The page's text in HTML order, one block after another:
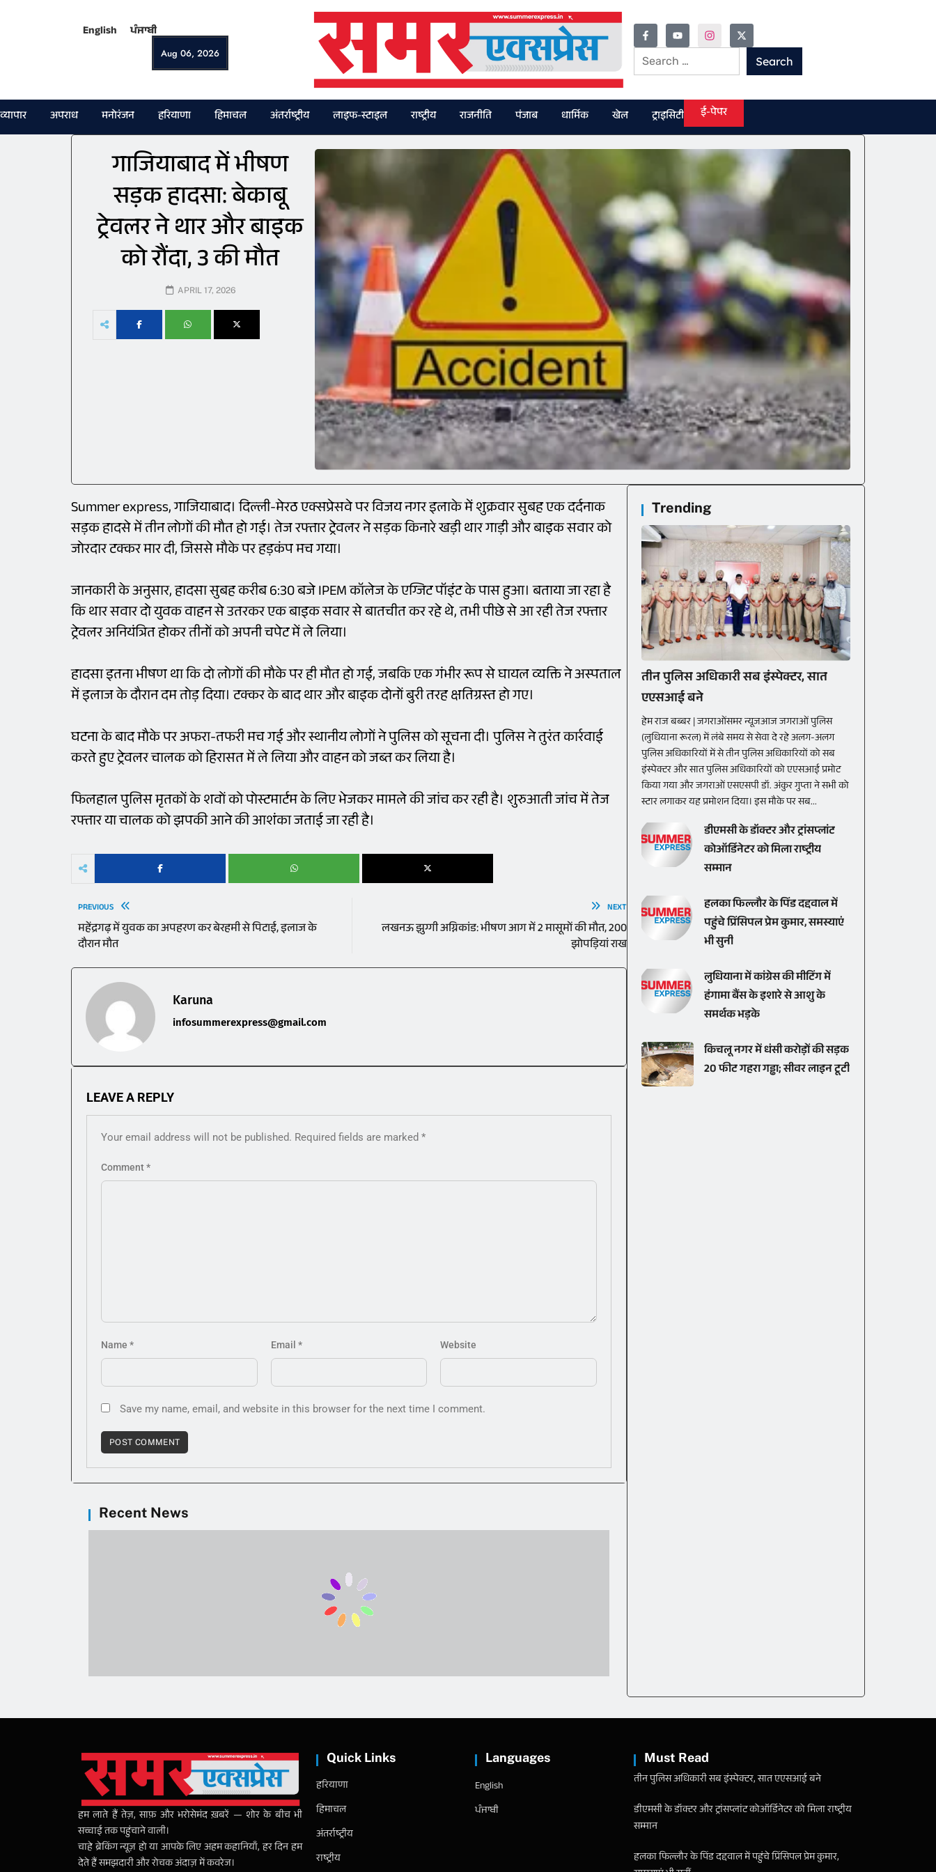
English ਪੰਜਾਬੀ
Aug 06, 2026
व्यापार अपराध मनोरंजन हरियाणा हिमाचल अंतर्राष्ट्रीय लाइफ-स्टाइल राष्ट्रीय राजनीति पंजाब धार्मिक खेल ट्राइसिटी ई-पेपर
गाजियाबाद में भीषण
सड़क हादसा: बेकाबू
ट्रेवलर ने थार और बाइक
को रौंदा, 3 की मौत
APRIL 17, 2026
Summer express, गाजियाबाद। दिल्ली-मेरठ एक्सप्रेसवे पर विजय नगर इलाके में शुक्रवार सुबह एक दर्दनाक
सड़क हादसे में तीन लोगों की मौत हो गई। तेज रफ्तार ट्रेवलर ने सड़क किनारे खड़ी थार गाड़ी और बाइक सवार को
जोरदार टक्कर मार दी, जिससे मौके पर हड़कंप मच गया।
जानकारी के अनुसार, हादसा सुबह करीब 6:30 बजे IPEM कॉलेज के एग्जिट पॉइंट के पास हुआ। बताया जा रहा है
कि थार सवार दो युवक वाहन से उतरकर एक बाइक सवार से बातचीत कर रहे थे, तभी पीछे से आ रही तेज रफ्तार
ट्रेवलर अनियंत्रित होकर तीनों को अपनी चपेट में ले लिया।
हादसा इतना भीषण था कि दो लोगों की मौके पर ही मौत हो गई, जबकि एक गंभीर रूप से घायल व्यक्ति ने अस्पताल
में इलाज के दौरान दम तोड़ दिया। टक्कर के बाद थार और बाइक दोनों बुरी तरह क्षतिग्रस्त हो गए।
घटना के बाद मौके पर अफरा-तफरी मच गई और स्थानीय लोगों ने पुलिस को सूचना दी। पुलिस ने तुरंत कार्रवाई
करते हुए ट्रेवलर चालक को हिरासत में ले लिया और वाहन को जब्त कर लिया है।
फिलहाल पुलिस मृतकों के शवों को पोस्टमार्टम के लिए भेजकर मामले की जांच कर रही है। शुरुआती जांच में तेज
रफ्तार या चालक को झपकी आने की आशंका जताई जा रही है।
PREVIOUS
महेंद्रगढ़ में युवक का अपहरण कर बेरहमी से पिटाई, इलाज के
दौरान मौत
NEXT
लखनऊ झुग्गी अग्निकांड: भीषण आग में 2 मासूमों की मौत, 200
झोपड़ियां राख
Karuna
infosummerexpress@gmail.com
LEAVE A REPLY
Your email address will not be published. Required fields are marked *
Comment*
Name * Email * Website
Save my name, email, and website in this browser for the next time I comment.
Recent News
Trending
तीन पुलिस अधिकारी सब इंस्पेक्टर, सात
एएसआई बने
हेम राज बब्बर | जगराओंसमर न्यूजआज जगराओं पुलिस
(लुधियाना रूरल) में लंबे समय से सेवा दे रहे अलग-अलग
पुलिस अधिकारियों में से तीन पुलिस अधिकारियों को सब
इंस्पेक्टर और सात पुलिस अधिकारियों को एएसआई प्रमोट
किया गया और जगराओं एसएसपी डॉ. अंकुर गुप्ता ने सभी को
स्टार लगाकर यह प्रमोशन दिया। इस मौके पर सब...
डीएमसी के डॉक्टर और ट्रांसप्लांट
कोऑर्डिनेटर को मिला राष्ट्रीय
सम्मान
हलका फिल्लौर के पिंड दद्दवाल में
पहुंचे प्रिंसिपल प्रेम कुमार, समस्याएं
भी सुनीं
लुधियाना में कांग्रेस की मीटिंग में
हंगामा बैंस के इशारे से आशु के
समर्थक भड़के
किचलू नगर में धंसी करोड़ों की सड़क
20 फीट गहरा गड्ढा; सीवर लाइन टूटी
हम लाते हैं तेज़, साफ़ और भरोसेमंद ख़बरें — शोर के बीच भी
सच्चाई तक पहुंचाने वाली।
चाहे ब्रेकिंग न्यूज़ हो या आपके लिए अहम कहानियाँ, हर दिन हम
देते हैं समझदारी और रोचक अंदाज़ में कवरेज।
Quick Links
हरियाणा
हिमाचल
अंतर्राष्ट्रीय
राष्ट्रीय
Languages
English
ਪੰਜਾਬੀ
Must Read
तीन पुलिस अधिकारी सब इंस्पेक्टर, सात एएसआई बने
डीएमसी के डॉक्टर और ट्रांसप्लांट कोऑर्डिनेटर को मिला राष्ट्रीय
सम्मान
हलका फिल्लौर के पिंड दद्दवाल में पहुंचे प्रिंसिपल प्रेम कुमार,